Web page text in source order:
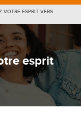
esprit
VOTRE ESPRIT VERS